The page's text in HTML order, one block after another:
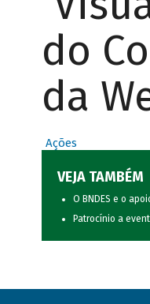
do
da
Ações
VEJA TAMBÉM
O BNDES e o
Patrocínio a